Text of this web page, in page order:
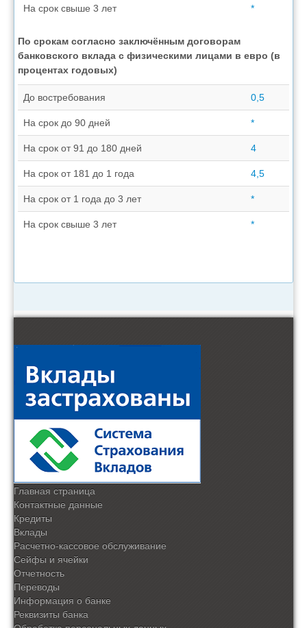
На срок свыше 3 лет *
По срокам согласно заключённым договорам
банковского вклада с физическими лицами в евро (в
процентах годовых)
До востребования 0,5
На срок до 90 дней *
На срок от 91 до 180 дней 4
На срок от 181 до 1 года 4,5
На срок от 1 года до 3 лет *
На срок свыше 3 лет *
Главная страница
Контактные данные
Кредиты
Вклады
Расчетно-кассовое обслуживание
Сейфы и ячейки
Отчетность
Переводы
Информация о банке
Реквизиты банка